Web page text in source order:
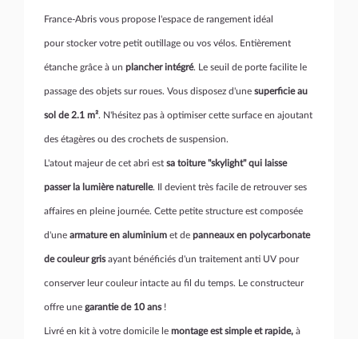
France-Abris vous propose l'espace de rangement idéal
pour stocker votre petit outillage ou vos vélos. Entièrement
étanche grâce à un plancher intégré. Le seuil de porte facilite le
passage des objets sur roues. Vous disposez d'une superficie au
sol de 2.1 m². N'hésitez pas à optimiser cette surface en ajoutant
des étagères ou des crochets de suspension.
L'atout majeur de cet abri est sa toiture "skylight" qui laisse
passer la lumière naturelle. Il devient très facile de retrouver ses
affaires en pleine journée. Cette petite structure est composée
d'une armature en aluminium et de panneaux en polycarbonate
de couleur grisayant bénéficiés d'un traitement anti UV pour
conserver leur couleur intacte au fil du temps. Le constructeur
offre une garantie de 10 ans!
Livré en kit à votre domicile le montage est simple et rapide, à